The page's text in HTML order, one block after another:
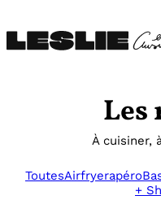
au
contenu
Les
À cuisiner,
ToutesAirfryerapéro
+